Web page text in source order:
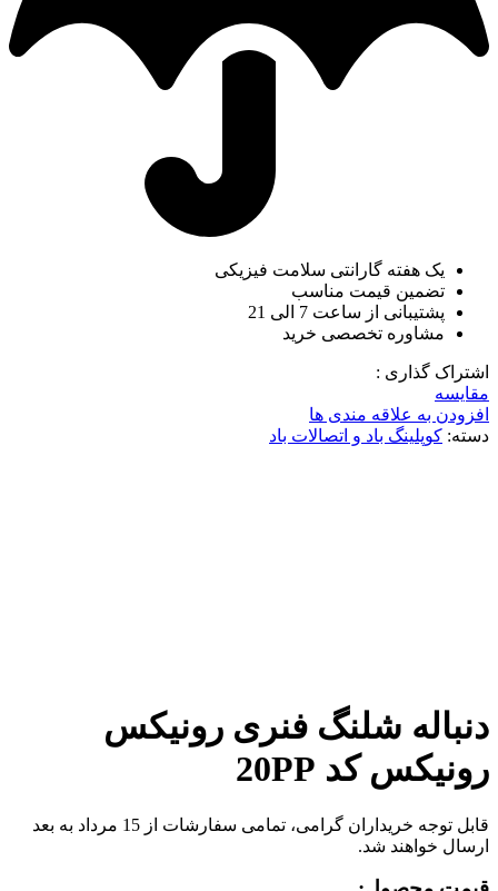
یک هفته گارانتی سلامت فیزیکی
تضمین قیمت مناسب
پشتیبانی از ساعت 7 الی 21
مشاوره تخصصی خرید
اشتراک گذاری :
مقایسه
افزودن به علاقه مندی ها
دسته: کوپلینگ باد و اتصالات باد
دنباله شلنگ فنری رونیکس
رونیکس کد 20PP
قابل توجه خریداران گرامی، تمامی سفارشات از 15 مرداد به بعد
ارسال خواهند شد.